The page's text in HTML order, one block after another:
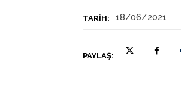
TARIH: 18/06/2021
PAYLAŞ: